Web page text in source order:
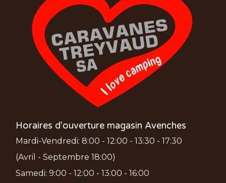
Horaires d'ouverture magasin Avenches
Mardi-Vendredi: 8:00 - 12:00 - 13:30 - 17:30
(Avril - Septembre 18:00)
Samedi: 9:00 - 12:00 - 13:00 - 16:00